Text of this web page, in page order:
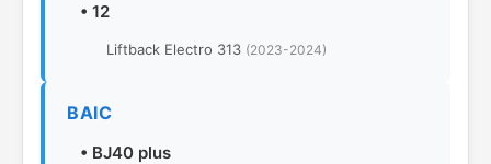
• 12
Liftback Electro 313 (2023-2024)
BAIC
• BJ40 plus